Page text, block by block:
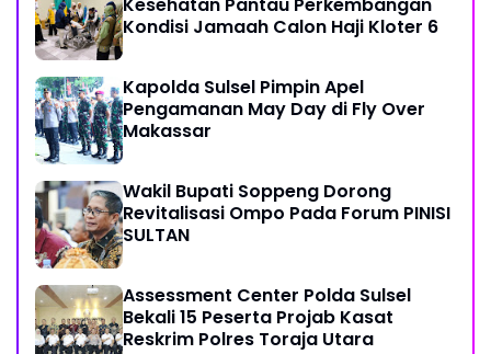
Kondisi Jamaah Calon Haji Kloter 6
Kapolda Sulsel Pimpin Apel
Pengamanan May Day di Fly Over
Makassar
Wakil Bupati Soppeng Dorong
Revitalisasi Ompo Pada Forum PINISI
SULTAN
Assessment Center Polda Sulsel
Bekali 15 Peserta Projab Kasat
Reskrim Polres Toraja Utara